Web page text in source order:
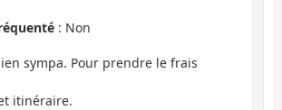
: Non
sympa. Pour prendre le frais
itinéraire.